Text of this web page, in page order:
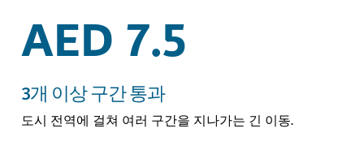
AED 7.5
3개 이상 구간 통과
도시 전역에 걸쳐 여러 구간을 지나가는 긴 이동.